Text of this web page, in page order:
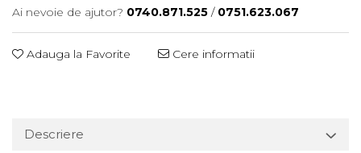
Ai nevoie de ajutor? 0740.871.525 / 0751.623.067
Adauga la Favorite Cere informatii
Descriere